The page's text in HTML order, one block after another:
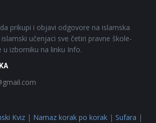
prikupi i objavi odgovore na islamska
učenjaci sve četiri pravne škole-
u izborniku na linku Info.
Kviz | Namaz korak po korak | Sufara |